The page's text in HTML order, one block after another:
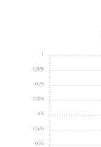
0.25
0.375
0.5
0.625
0.75
0.875
1